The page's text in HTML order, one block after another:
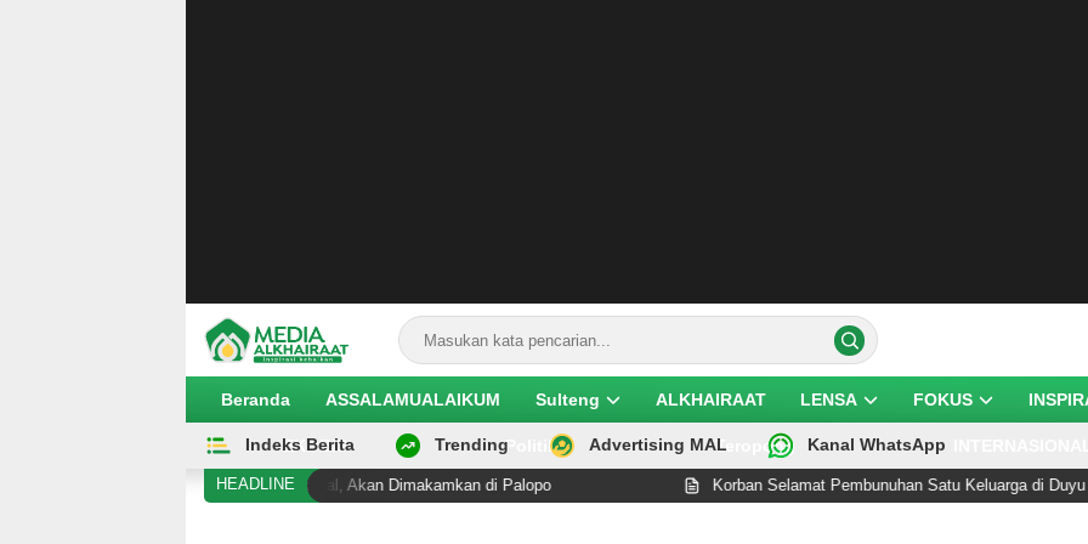
Beranda ASSALAMUALAIKUM Sulteng ALKHAIRAAT LENSA FOKUS
EKOBIS Politik Teropong
Indeks Berita Trending Advertising MAL Kanal WhatsApp
HEADLINE
Pembunuhan di Duyu Meninggal, Akan Dimakamkan di Palopo Korban Selamat Pembunuhan Satu Keluarga di Duyu Palu